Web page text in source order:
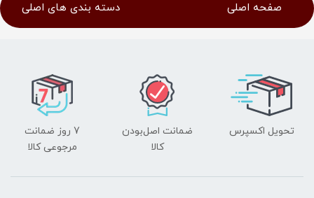
صفحه اصلی دسته بندی های اصلی
تحویل اکسپرس
ضمانت اصل‌بودن
کالا
7 روز ضمانت
مرجوعی کالا